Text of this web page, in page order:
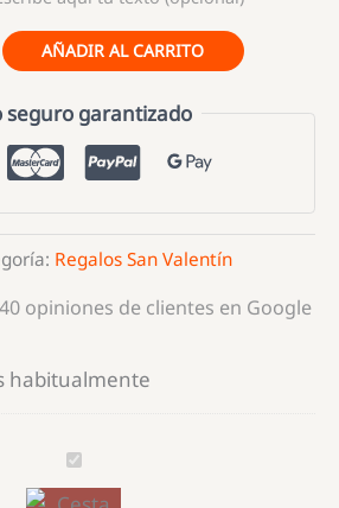
AÑADIR AL CARRITO
seguro garantizado
Regalos San Valentín
opiniones de clientes en Google
habitualmente
Cesta
de